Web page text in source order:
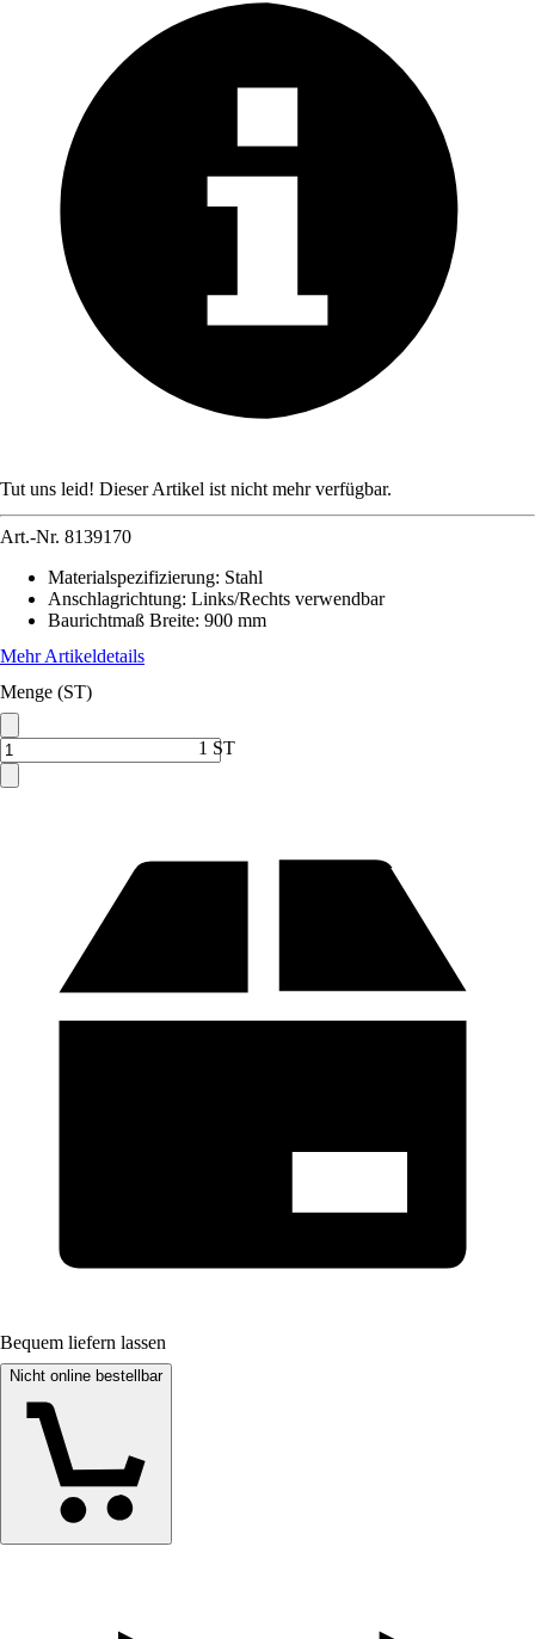
Tut uns leid! Dieser Artikel ist nicht mehr verfügbar.
Art.-Nr. 8139170
Materialspezifizierung: Stahl
Anschlagrichtung: Links/Rechts verwendbar
Baurichtmaß Breite: 900 mm
Mehr Artikeldetails
Menge (ST)
1 ST
Bequem liefern lassen
Nicht online bestellbar